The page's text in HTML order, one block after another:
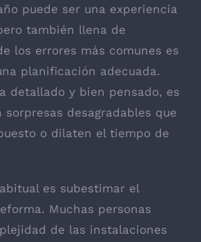
puede ser una experiencia
también llena de
los errores más comunes es
planificación adecuada.
detallado y bien pensado, es
desagradables que
o dilaten el tiempo de
es subestimar el
Muchas personas
de las instalaciones